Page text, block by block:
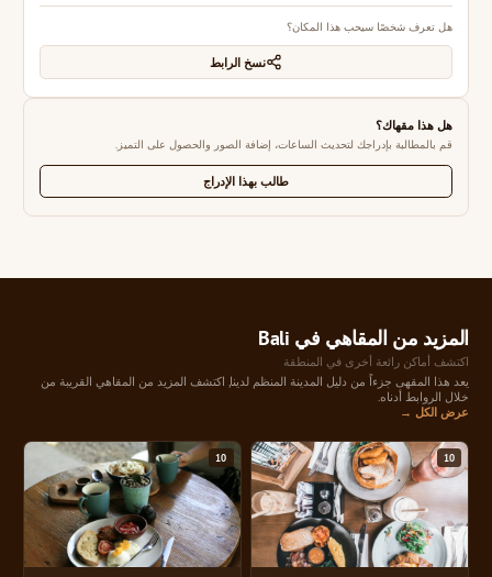
هل تعرف شخصًا سيحب هذا المكان؟
نسخ الرابط
هل هذا مقهاك؟
قم بالمطالبة بإدراجك لتحديث الساعات، إضافة الصور والحصول على التميز.
طالب بهذا الإدراج
المزيد من المقاهي في Bali
اكتشف أماكن رائعة أخرى في المنطقة
يعد هذا المقهى جزءاً من دليل المدينة المنظم لدينا, اكتشف المزيد من المقاهي القريبة من
خلال الروابط أدناه.
عرض الكل →
10
10